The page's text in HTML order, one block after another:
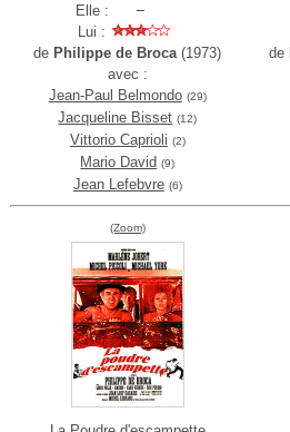
Elle :
Lui :
de Philippe de Broca(1973)
avec :
Jean-Paul Belmondo (29)
Jacqueline Bisset (12)
Vittorio Caprioli (2)
Mario David (9)
Jean Lefebvre (6)
de
(Zoom)